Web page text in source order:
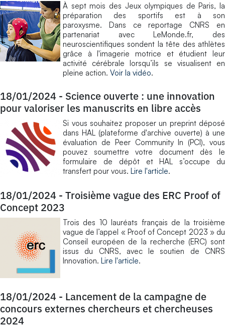
À sept mois des Jeux olympiques de Paris, la
préparation des sportifs est à son
paroxysme. Dans ce reportage CNRS en
partenariat avec LeMonde.fr, des
neuroscientifiques sondent la tête des athlètes
grâce à l'imagerie motrice et étudient leur
activité cérébrale lorsqu’ils se visualisent en
pleine action. Voir la vidéo.
18/01/2024 - Science ouverte : une innovation
pour valoriser les manuscrits en libre accès
Si vous souhaitez proposer un preprint déposé
dans HAL (plateforme d'archive ouverte) à une
évaluation de Peer Community In (PCI), vous
pouvez soumettre votre document dès le
formulaire de dépôt et HAL s’occupe du
transfert pour vous. Lire l'article.
18/01/2024 - Troisième vague des ERC Proof of
Concept 2023
Trois des 10 lauréats français de la troisième
vague de l’appel « Proof of Concept 2023 » du
Conseil européen de la recherche (ERC) sont
issus du CNRS, avec le soutien de CNRS
Innovation. Lire l'article.
18/01/2024 - Lancement de la campagne de
concours externes chercheurs et chercheuses
2024